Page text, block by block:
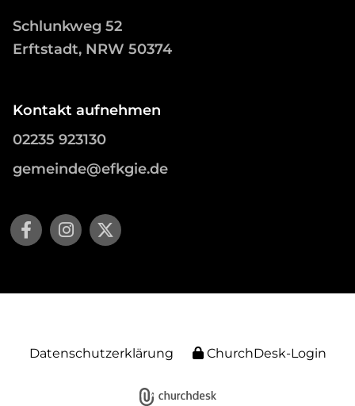
Schlunkweg 52
Erftstadt, NRW 50374
Kontakt aufnehmen
02235 923130
gemeinde@efkgie.de
Datenschutzerklärung ChurchDesk-Login